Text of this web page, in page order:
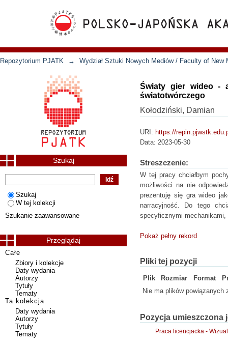
Repozytorium PJATK → Wydział Sztuki Nowych Mediów / Faculty of New
Światy gier wideo -
światotwórczego
Kołodziński, Damian
URI: https://
Data: 2023-05-30
Streszczenie:
W tej pracy chciałbym
możliwości na nie
prezentuję się gra wideo
narracyjność. Do tego
specyficznymi
Pokaż pełny rekord
Pliki tej pozycji
Plik Rozmiar Format
Nie ma plików powiązanych
Pozycja
Praca licencjacka -
Szukaj
Szukaj
W tej kolekcji
Szukanie zaawansowane
Przeglądaj
Całe
Zbiory i kolekcje
Daty wydania
Autorzy
Tytuły
Tematy
Ta kolekcja
Daty wydania
Autorzy
Tytuły
Tematy